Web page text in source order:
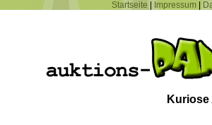
Startseite Impressum